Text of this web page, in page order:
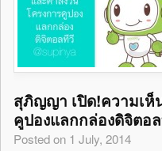
สุภิญญา เปิด!ความเห็
คูปองแลกกล่องดิจิตอ
Posted on 1 July, 2014